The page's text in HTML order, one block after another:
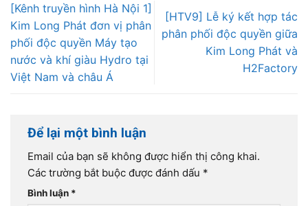
[Kênh truyền hình Hà Nội 1]
Kim Long Phát đơn vị phân
phối độc quyền Máy tạo
nước và khí giàu Hydro tại
Việt Nam và châu Á
[HTV9] Lễ ký kết hợp tác
phân phối độc quyền giữa
Kim Long Phát và
H2Factory
Để lại một bình luận
Email của bạn sẽ không được hiển thị công khai.
Các trường bắt buộc được đánh dấu *
Bình luận *